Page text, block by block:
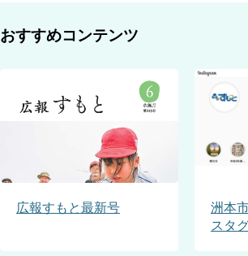
おすすめコンテンツ
広報すもと最新号
洲本
スタ